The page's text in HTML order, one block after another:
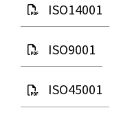
ISO14001
ISO9001
ISO45001